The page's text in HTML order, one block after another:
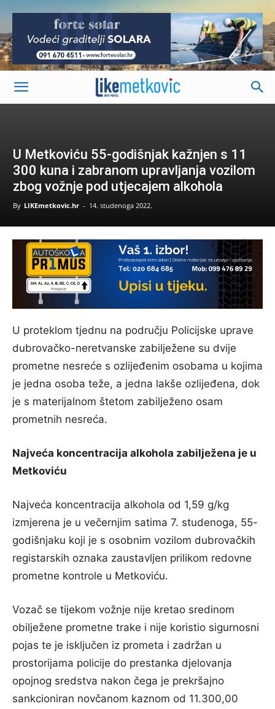
-
U Metkoviću 55-godišnjak kažnjen s 11
300 kuna i zabranom upravljanja vozilom
zbog vožnje pod utjecajem alkohola
By LIKEmetkovic.hr - 14. studenoga 2022.
U proteklom tjednu na području Policijske uprave
dubrovačko-neretvanske zabilježene su dvije
prometne nesreće s ozlijeđenim osobama u kojima
je jedna osoba teže, a jedna lakše ozlijeđena, dok
je s materijalnom štetom zabilježeno osam
prometnih nesreća.
Najveća koncentracija alkohola zabilježena je u
Metkoviću
Najveća koncentracija alkohola od 1,59 g/kg
izmjerena je u večernjim satima 7. studenoga, 55-
godišnjaku koji je s osobnim vozilom dubrovačkih
registarskih oznaka zaustavljen prilikom redovne
prometne kontrole u Metkoviću.
Vozač se tijekom vožnje nije kretao sredinom
obilježene prometne trake i nije koristio sigurnosni
pojas te je isključen iz prometa i zadržan u
prostorijama policije do prestanka djelovanja
opojnog sredstva nakon čega je prekršajno
sankcioniran novčanom kaznom od 11.300,00